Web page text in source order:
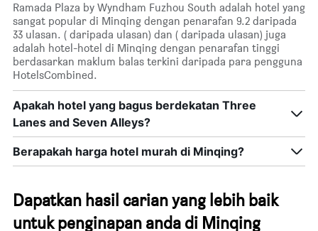
Ramada Plaza by Wyndham Fuzhou South adalah hotel yang
sangat popular di Minqing dengan penarafan 9.2 daripada
33 ulasan. ( daripada ulasan) dan ( daripada ulasan) juga
adalah hotel-hotel di Minqing dengan penarafan tinggi
berdasarkan maklum balas terkini daripada para pengguna
HotelsCombined.
Apakah hotel yang bagus berdekatan Three
Lanes and Seven Alleys?
Berapakah harga hotel murah di Minqing?
Dapatkan hasil carian yang lebih baik
untuk penginapan anda di Minqing